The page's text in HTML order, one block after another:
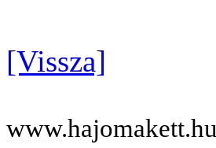
[Vissza]
www.hajomakett.hu